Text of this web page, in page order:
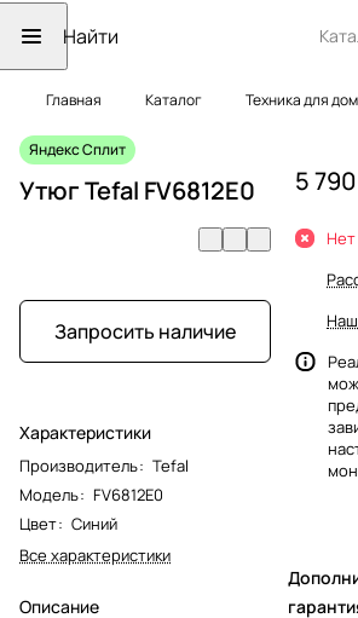
Главная Каталог Техника для
Яндекс Сплит
Утюг Tefal FV6812E0
Запросить наличие
Характеристики
Производитель: Tefal
Модель: FV6812E0
Цвет: Синий
Все характеристики
Описание
5
Нет